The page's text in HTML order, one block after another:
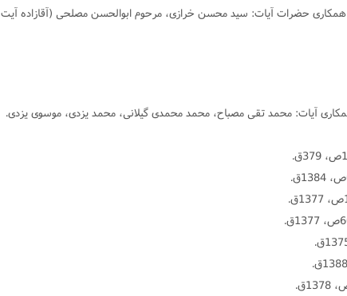
همکارى حضرات آیات: سید محسن خرازى، مرحوم ابوالحسن مصلحى (آقازاده آیت
آیات: محمد تقى مصباح، محمد محمدى گیلانى، محمد یزدى، موسوى یزدى.